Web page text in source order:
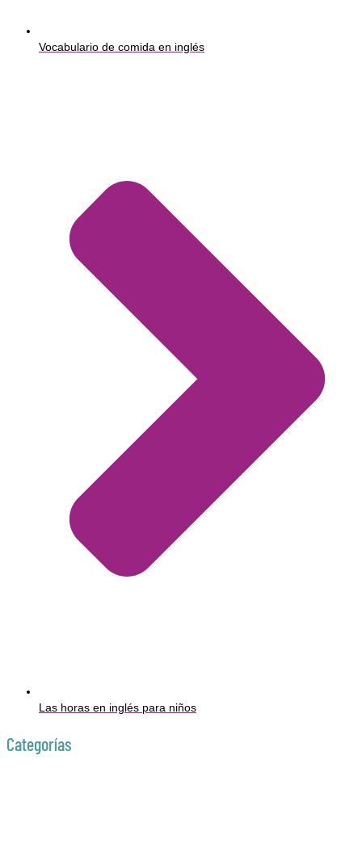
Vocabulario de comida en inglés
Las horas en inglés para niños
Categorías